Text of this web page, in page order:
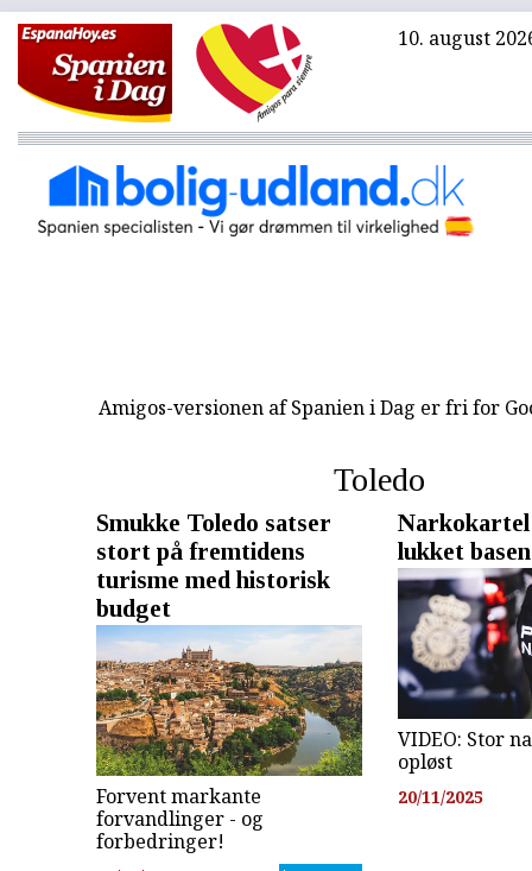
10. august
Amigos-versionen af Spanien i Dag er fri for
Toledo
Smukke Toledo satser
stort på fremtidens
turisme med historisk
budget
Forvent markante
forvandlinger - og
forbedringer!
lukket
VIDEO: Stor
opløst
20/11/2025